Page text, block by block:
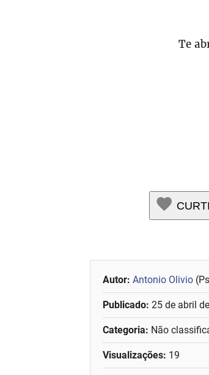
Te
Autor:Antonio Olivio
Publicado:25 de abril
Categoria: Não
Visualizações: 19